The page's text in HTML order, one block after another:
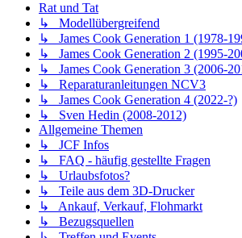
Rat und Tat
↳ Modellübergreifend
↳ James Cook Generation 1 (1978-
↳ James Cook Generation 2 (1995-
↳ James Cook Generation 3 (2006-
↳ Reparaturanleitungen NCV3
↳ James Cook Generation 4 (2022-?)
↳ Sven Hedin (2008-2012)
Allgemeine Themen
↳ JCF Infos
↳ FAQ - häufig gestellte Fragen
↳ Urlaubsfotos?
↳ Teile aus dem 3D-Drucker
↳ Ankauf, Verkauf, Flohmarkt
↳ Bezugsquellen